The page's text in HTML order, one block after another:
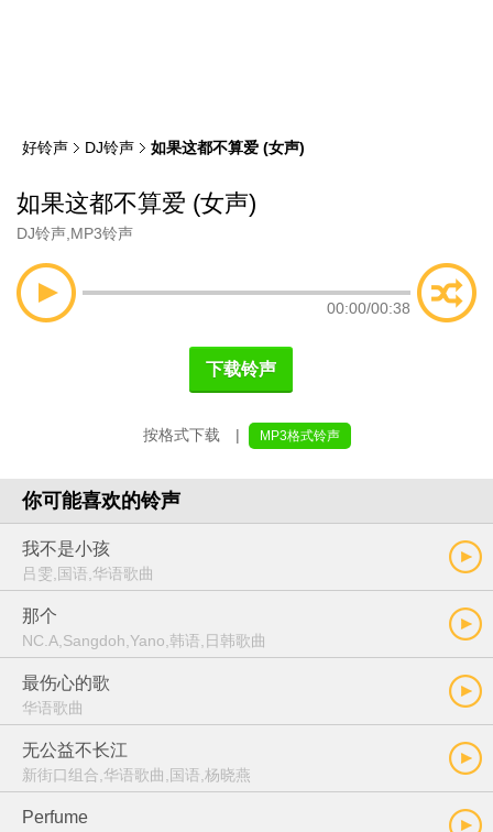
好铃声 DJ铃声 如果这都不算爱 (女声)
如果这都不算爱 (女声)
DJ铃声 MP3铃声
00:00/00:38
下载铃声
按格式下载 | MP3格式铃声
你可能喜欢的铃声
我不是小孩
吕雯,国语,华语歌曲
那个
NC.A,Sangdoh,Yano,韩语,日韩歌曲
最伤心的歌
华语歌曲
无公益不长江
新街口组合,华语歌曲,国语,杨晓燕
Perfume